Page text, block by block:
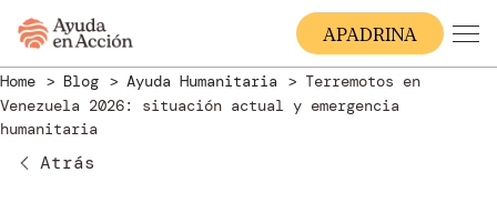
APADRINA
Home Blog Ayuda Humanitaria
Terremotos en
Venezuela 2026: situación actual y emergencia
humanitaria
Atrás